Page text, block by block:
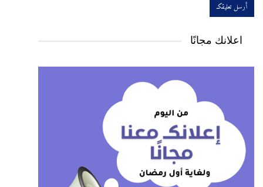
اعلانك مجانًا